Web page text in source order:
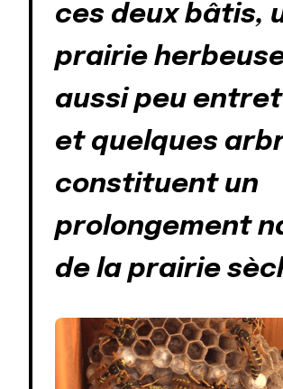
ces deux bâtis,
prairie
aussi peu
et quelques
constituent un
prolongement
de la prairie